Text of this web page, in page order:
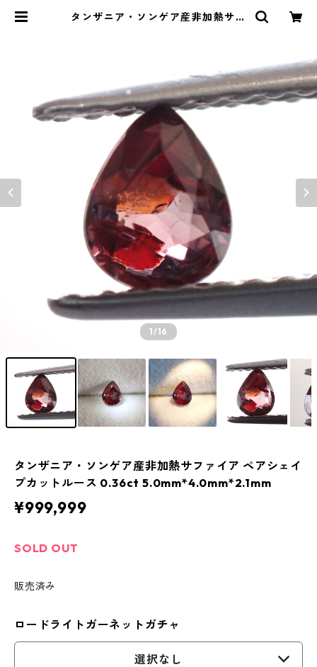
タンザニア・ソンゲア産非加熱サフ
1/16
タンザニア・ソンゲア産非加熱サファイア ペアシェイ
プカットルース 0.36ct 5.0mm*4.0mm*2.1mm
¥999,999
SOLD OUT
販売済み
ロードライトガーネットガチャ
選択なし